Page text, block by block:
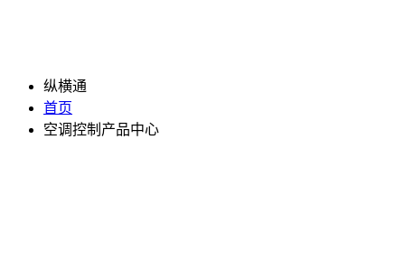
纵横通
首页
空调控制产品中心